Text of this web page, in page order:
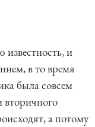
и
в то время
была совсем
вторичного
а потому